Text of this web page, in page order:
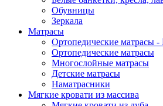
Обувницы
Зеркала
Матрасы
Ортопедические матрасы
Ортопедические матрасы
Многослойные матрасы
Детские матрасы
Наматрасники
Мягкие кровати из массива